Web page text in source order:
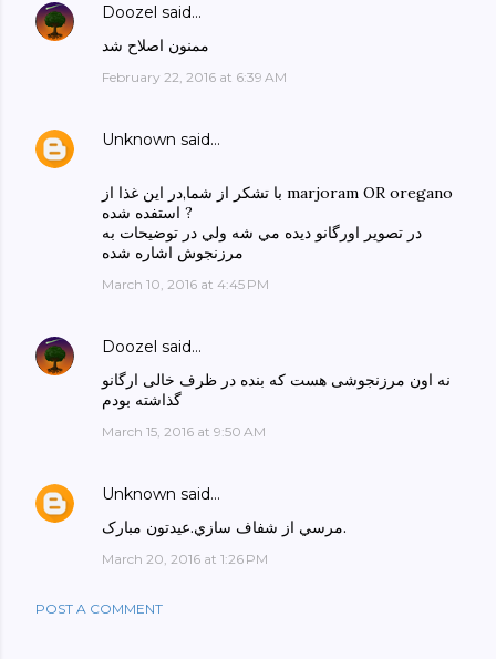
Doozel said…
ممنون اصلاح شد
February 22, 2016 at 6:39 AM
Unknown said…
با تشکر از شما,در اين غذا از marjoram OR oregano
استفده شده ?
در تصوير اورگانو ديده مي شه ولي در توضيحات به
مرزنجوش اشاره شده
March 10, 2016 at 4:45 PM
Doozel said…
نه اون مرزنجوشی هست که بنده در ظرف خالی ارگانو
گذاشته بودم
March 15, 2016 at 9:50 AM
Unknown said…
مرسي از شفاف سازي.عيدتون مبارک.
March 20, 2016 at 1:26 PM
POST A COMMENT